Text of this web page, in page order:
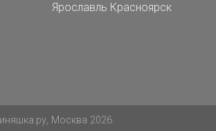
Ярославль Красноярск
Москва 2026